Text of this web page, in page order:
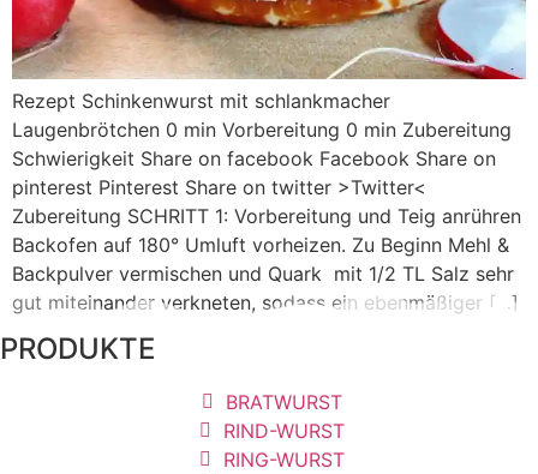
Rezept Schinkenwurst mit schlankmacher
Laugenbrötchen 0 min Vorbereitung 0 min Zubereitung
Schwierigkeit Share on facebook Facebook Share on
pinterest Pinterest Share on twitter >Twitter<
Zubereitung SCHRITT 1: Vorbereitung und Teig anrühren
Backofen auf 180° Umluft vorheizen. Zu Beginn Mehl &
Backpulver vermischen und Quark mit 1/2 TL Salz sehr
gut miteinander verkneten, sodass ein ebenmäßiger […]
PRODUKTE
BRATWURST
RIND-WURST
RING-WURST